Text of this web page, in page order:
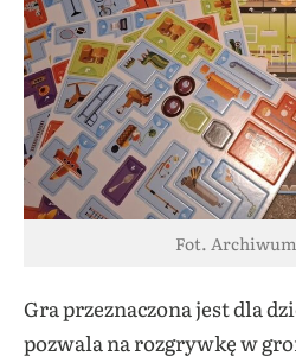
Fot. Archiwum
Gra przeznaczona jest dla
pozwala na rozgrywkę w